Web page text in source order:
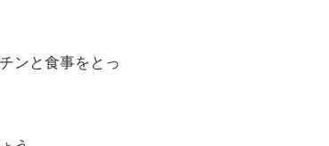
ンと食事をとっ